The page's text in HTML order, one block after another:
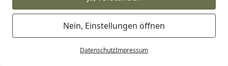
Nein, Einstellungen öffnen
DatenschutzImpressum
(3 Bewertungen)